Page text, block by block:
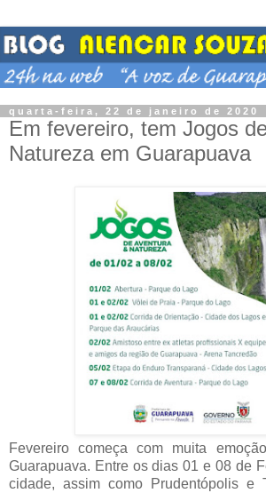
quarta-feira, 22 de janeiro de 2020
Em fevereiro, tem Jogos
Natureza em Guarapuava
Fevereiro começa com muita
Guarapuava. Entre os dias 01 e 08 de
cidade, assim como Prudentópolis e